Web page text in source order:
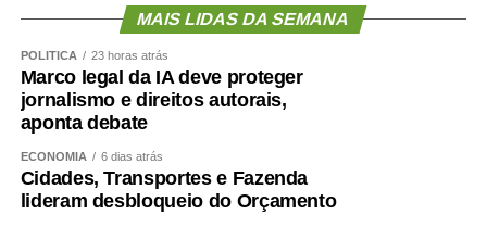
cientificamente esse problema
?
O primeiro passo é avaliar mais do que o peso.
Circunferência abdominal, composição corporal, força de
MAIS LIDAS DA SEMANA
POLÍTICA 23 horas atrás
Marco legal da IA deve proteger
jornalismo e direitos autorais,
aponta debate
ECONOMIA 6 dias atrás
Cidades, Transportes e Fazenda
lideram desbloqueio do Orçamento